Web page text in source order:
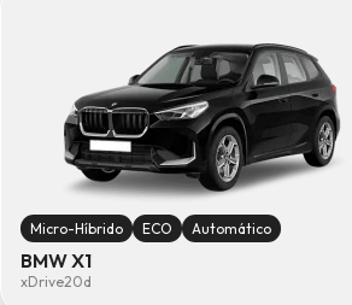
Micro-Híbrido ECO Automático
BMW X1
xDrive20d